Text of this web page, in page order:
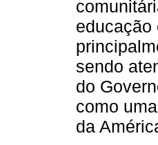
educação
sendo
do
como
da